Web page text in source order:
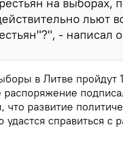
льют
- написал
в Литве пройдут
что развитие
удастся справиться с